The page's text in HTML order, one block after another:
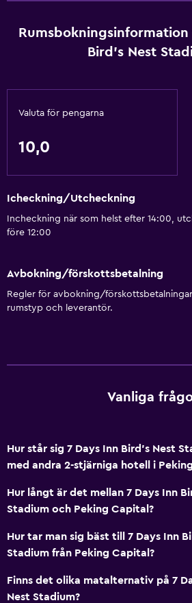
Tvättstuga
Tvätt-/kemtvättsservice
Allmänt
Förvaring
Hälsa och säkerhet
Kassaskåp
Bird's Nest
Valuta för pengarna
10,0
Icheckning/Utcheckning
Incheckning när som helst efter 14:00,
före 12:00
Avbokning/förskottsbetalning
Regler för avbokning/
rumstyp och leverantör.
Vanliga
Hur står sig 7 Days Inn Bird's Nest
med andra 2-stjärniga hotell i
Hur långt är det mellan 7 Days Inn
Stadium och Peking Capital?
Hur tar man sig bäst till 7 Days Inn
Stadium från Peking Capital?
Finns det olika matalternativ på 7
Nest Stadium?